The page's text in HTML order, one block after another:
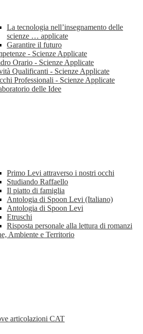
La tecnologia nell’insegnamento delle
scienze … applicate
Garantire il futuro
- Scienze Applicate
Orario - Scienze Applicate
Qualificanti - Scienze Applicate
Professionali - Scienze Applicate
delle Idee
Primo Levi attraverso i nostri occhi
Studiando Raffaello
Il piatto di famiglia
Antologia di Spoon Levi (Italiano)
Antologia di Spoon Levi
Etruschi
Risposta personale alla lettura di romanzi
Ambiente e Territorio
articolazioni CAT